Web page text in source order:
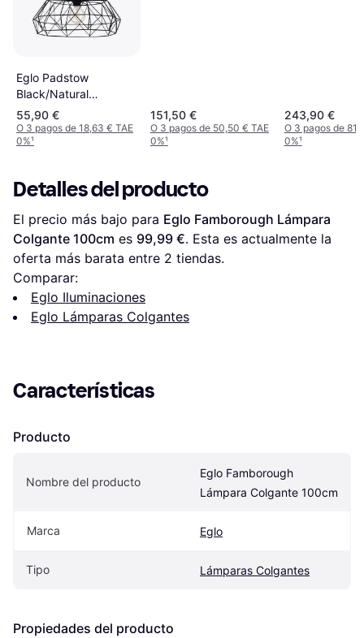
Eglo Padstow
Black/Natural
Lámpara Colgante ∅
45.5cm
55,90 €
O 3 pagos de 18,63 € TAE
0%¹
151,50 €
O 3 pagos de 50,50 € TAE
0%¹
243,90 €
O 3 pagos de
0%¹
Detalles del producto
El precio más bajo para Eglo Famborough Lámpara
Colgante 100cm es 99,99 €. Esta es actualmente la
oferta más barata entre 2 tiendas.
Comparar:
Eglo Iluminaciones
Eglo Lámparas Colgantes
Características
Producto
Nombre del producto
Eglo Famborough
Lámpara Colgante 100cm
Marca Eglo
Tipo Lámparas Colgantes
Propiedades del producto